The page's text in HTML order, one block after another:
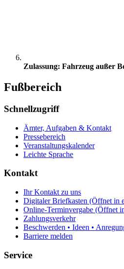
Zulassung: Fahrzeug außer
Fußbereich
Schnellzugriff
Ämter, Aufgaben & Kontakt
Pressebereich
Veranstaltungskalender
Leichte Sprache
Kontakt
Ihr Kontakt zu uns
Digitaler Briefkasten (Öffnet in
Online-Terminvergabe (Öffnet
Zahlungsverkehr
Beschwerden • Ideen •
Barriere melden
Service